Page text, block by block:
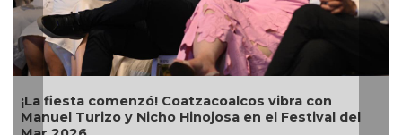
vibra con
en el Festival del
Alcalde Samuel Acosta
Bugambilias en El Tejar